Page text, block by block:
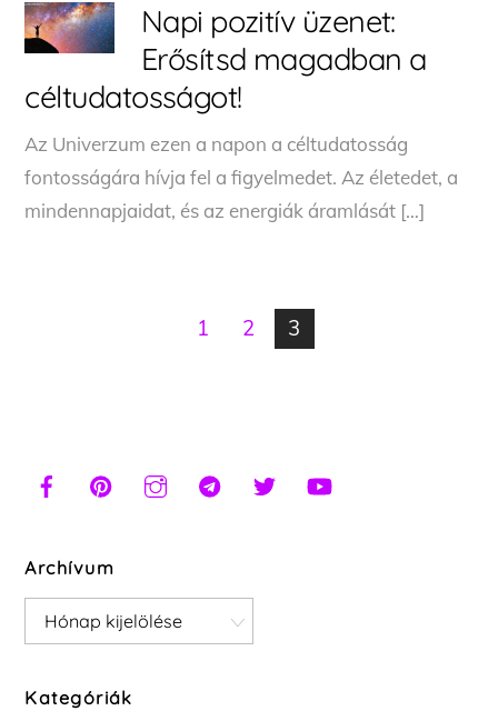
Napi pozitív üzenet:
Erősítsd magadban a
céltudatosságot!
Az Univerzum ezen a napon a céltudatosság
fontosságára hívja fel a figyelmedet. Az életedet, a
mindennapjaidat, és az energiák áramlását […]
1 2 3
Archívum
Archívum
Kategóriák